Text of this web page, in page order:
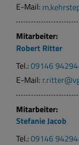
E-Mail:
Mitarbeiter:
Robert Ritter
Tel.:09146
E-Mail:
Mitarbeiter:
StefanieJacob
Tel.:09146